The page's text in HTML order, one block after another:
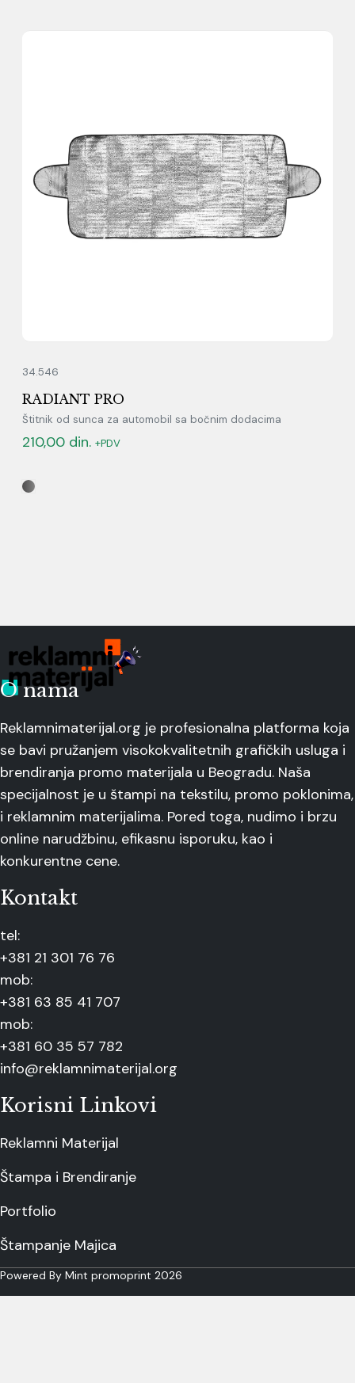
34.546
RADIANT PRO
Štitnik od sunca za automobil sa bočnim dodacima
210,00 din. +PDV
O nama
Reklamnimaterijal.org je profesionalna platforma koja
se bavi pružanjem visokokvalitetnih grafičkih usluga i
brendiranja promo materijala u Beogradu. Naša
specijalnost je u štampi na tekstilu, promo poklonima,
i reklamnim materijalima. Pored toga, nudimo i brzu
online narudžbinu, efikasnu isporuku, kao i
konkurentne cene.
Kontakt
tel:
+381 21 301 76 76
mob:
+381 63 85 41 707
mob:
+381 60 35 57 782
info@reklamnimaterijal.org
Korisni Linkovi
Reklamni Materijal
Štampa i Brendiranje
Portfolio
Štampanje Majica
Powered By Mint promoprint 2026